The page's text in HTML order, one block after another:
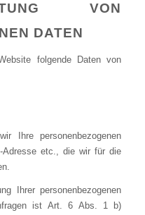
VON
DATEN
folgende Daten von
Ihre personenbezogenen
Adresse etc., die wir für die
Ihrer personenbezogenen
ist Art. 6 Abs. 1 b)